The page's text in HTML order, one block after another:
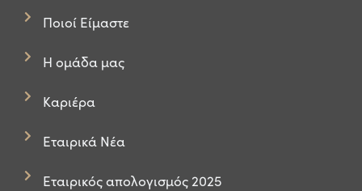
Ποιοί Είμαστε
Η ομάδα μας
Καριέρα
Εταιρικά Νέα
Εταιρικός απολογισμός 2025